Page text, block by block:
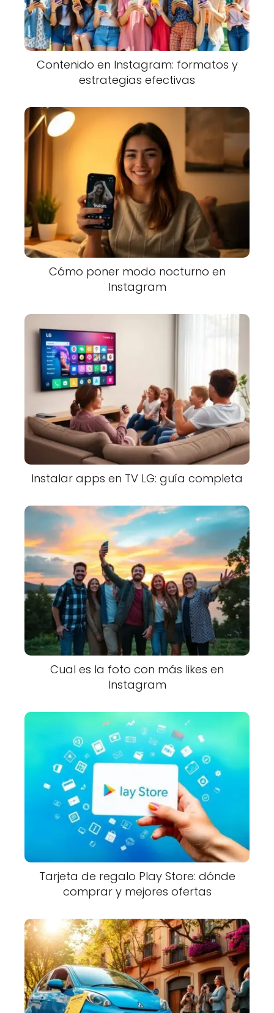
Contenido en Instagram: formatos y
estrategias efectivas
Cómo poner modo nocturno en
Instagram
Instalar apps en TV LG: guía completa
Cual es la foto con más likes en
Instagram
Tarjeta de regalo Play Store: dónde
comprar y mejores ofertas